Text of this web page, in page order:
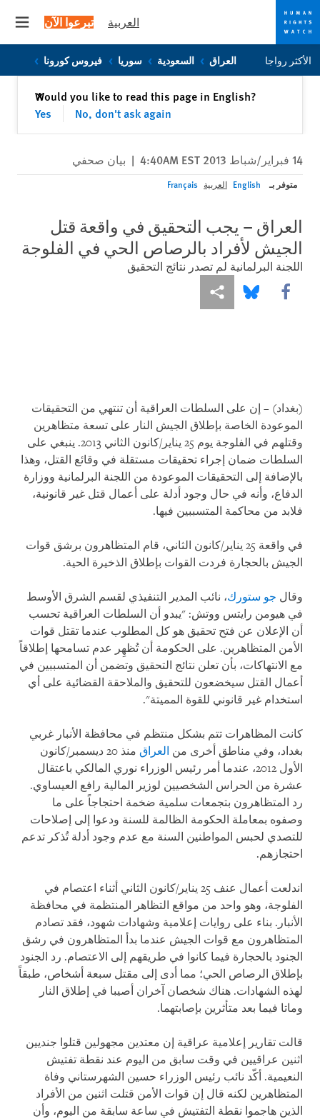
Skip
to
Skip
to
العربية تبرعوا الآن
الأكثر رواجا العراق السعودية سوريا فيروس كورونا
Would you like to read this page in English?
Yes
No, don't ask again
✕إغلاق
14 فبراير/شباط 2013 4:40AM EST | بيان صحفي
متوفر بـ English العربية Français
العراق – يجب التحقيق في واقعة قتل
الجيش لأفراد بالرصاص الحي في الفلوجة
اللجنة البرلمانية لم تصدر نتائج التحقيق
Share this via Facebook
Share this via Bluesky
Share this via مشاركة
(بغداد) – إن على السلطات العراقية أن تنتهي من التحقيقات
الموعودة الخاصة بإطلاق الجيش النار على تسعة متظاهرين
وقتلهم في الفلوجة يوم 25 يناير/كانون الثاني 2013. ينبغي على
السلطات ضمان إجراء تحقيقات مستقلة في وقائع القتل، وهذا
بالإضافة إلى التحقيقات الموعودة من اللجنة البرلمانية ووزارة
الدفاع، وأنه في حال وجود أدلة على أعمال قتل غير قانونية،
فلابد من محاكمة المتسببين فيها.
في واقعة 25 يناير/كانون الثاني، قام المتظاهرون برشق قوات
الجيش بالحجارة فردت القوات بإطلاق الذخيرة الحية.
وقال جو ستورك، نائب المدير التنفيذي لقسم الشرق الأوسط
في هيومن رايتس ووتش: "يبدو أن السلطات العراقية تحسب
أن الإعلان عن فتح تحقيق هو كل المطلوب عندما تقتل قوات
الأمن المتظاهرين. على الحكومة أن تُظهِر عدم تسامحها إطلاقاً
مع الانتهاكات، بأن تعلن نتائج التحقيق وتضمن أن المتسببين في
أعمال القتل سيخضعون للتحقيق والملاحقة القضائية على أي
استخدام غير قانوني للقوة المميتة".
كانت المظاهرات تتم بشكل منتظم في محافظة الأنبار غربي
بغداد، وفي مناطق أخرى من العراق
منذ 20 ديسمبر/كانون
الأول 2012، عندما أمر رئيس الوزراء نوري المالكي باعتقال
عشرة من الحراس الشخصيين لوزير المالية رافع العيساوي.
رد المتظاهرون بتجمعات سلمية ضخمة احتجاجاً على ما
وصفوه بمعاملة الحكومة الظالمة للسنة ودعوا إلى إصلاحات
للتصدي لحبس المواطنين السنة مع عدم وجود أدلة تُذكر تدعم
احتجازهم.
اندلعت أعمال عنف 25 يناير/كانون الثاني أثناء اعتصام في
الفلوجة، وهو واحد من مواقع التظاهر المنتظمة في محافظة
الأنبار. بناء على روايات إعلامية وشهادات شهود، فقد تصادم
المتظاهرون مع قوات الجيش عندما بدأ المتظاهرون في رشق
الجنود بالحجارة فيما كانوا في طريقهم إلى الاعتصام. رد الجنود
بإطلاق الرصاص الحي؛ مما أدى إلى مقتل سبعة أشخاص، طبقاً
لهذه الشهادات. هناك شخصان آخران أصيبا في إطلاق النار
وماتا فيما بعد متأثرين بإصابتهما.
قالت تقارير إعلامية عراقية إن معتدين مجهولين قتلوا جنديين
اثنين عراقيين في وقت سابق من اليوم عند نقطة تفتيش
النعيمية. أكّد نائب رئيس الوزراء حسين الشهرستاني وفاة
المتظاهرين لكنه قال إن قوات الأمن قتلت اثنين من الأفراد
الذين هاجموا نقطة التفتيش في ساعة سابقة من اليوم، وأن